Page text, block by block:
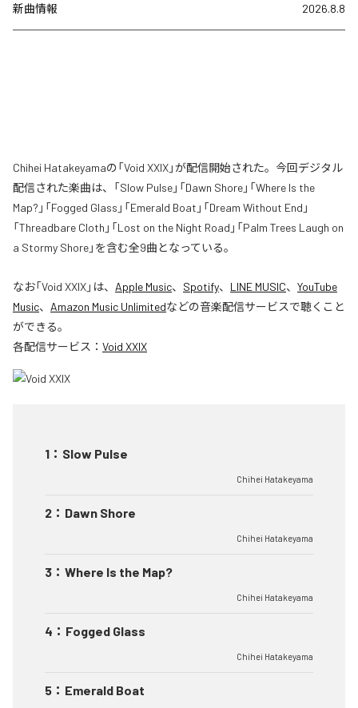
新曲情報 2026.8.8
Chihei Hatakeyamaの「Void XXIX」が配信開始された。今回デジタル
配信された楽曲は、「Slow Pulse」「Dawn Shore」「Where Is the
Map?」「Fogged Glass」「Emerald Boat」「Dream Without End」
「Threadbare Cloth」「Lost on the Night Road」「Palm Trees Laugh on
a Stormy Shore」を含む全9曲となっている。
なお「Void XXIX」は、 Apple Music、 Spotify、 LINE MUSIC、 YouTube
Music、 Amazon Music Unlimitedなどの音楽配信サービスで聴くこと
ができる。
各配信サービス： Void XXIX
1 ： Slow Pulse
Chihei Hatakeyama
2 ： Dawn Shore
Chihei Hatakeyama
3 ： Where Is the Map?
Chihei Hatakeyama
4 ： Fogged Glass
Chihei Hatakeyama
5 ： Emerald Boat